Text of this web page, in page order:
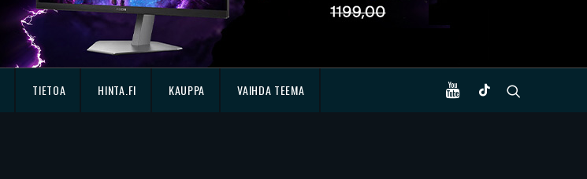
TIETOA HINTA.FI KAUPPA VAIHDA TEEMA